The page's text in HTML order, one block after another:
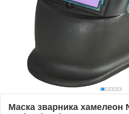
Маска зварника хамелеон